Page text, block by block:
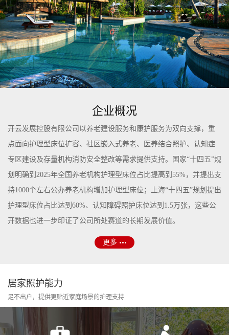
企业概况
开云发展控股有限公司以养老建设服务和康护服务为双向支撑，重
点面向护理型床位扩容、社区嵌入式养老、医养结合照护、认知症
专区建设及存量机构消防安全整改等需求提供支持。国家“十四五”规
划明确到2025年全国养老机构护理型床位占比提高到55%，并提出支
持1000个左右公办养老机构增加护理型床位；上海“十四五”规划提出
护理型床位占比达到60%、认知障碍照护床位达到1.5万张，这些公
开数据也进一步印证了公司所处赛道的长期发展价值。
更多
居家照护能力
足不出户，提供更贴近家庭场景的护理支持